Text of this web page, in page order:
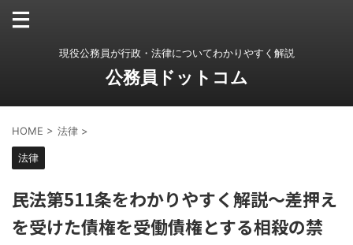
現役公務員が行政・法律についてわかりやすく解説
公務員ドットコム
HOME > 法律 >
法律
民法第511条をわかりやすく解説〜差押え
を受けた債権を受働債権とする相殺の禁